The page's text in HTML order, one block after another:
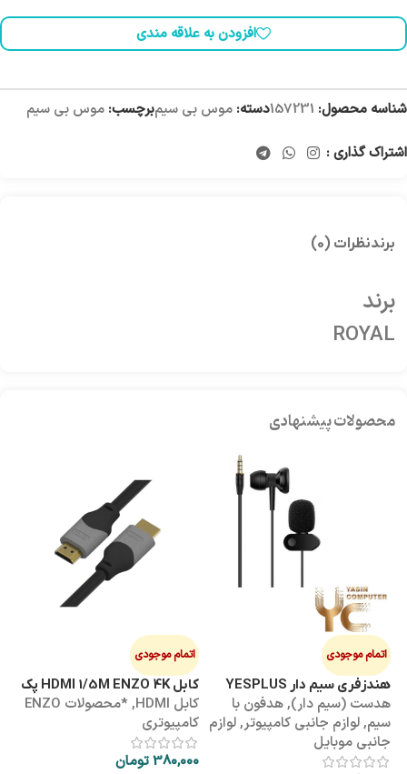
افزودن به علاقه مندی
شناسه محصول: 157231دسته: موس بی سیمبرچسب: موس بی سیم
اشتراک گذاری :
برندنظرات (0)
برند
ROYAL
محصولات پیشنهادی
اتمام موجودی
هندزفری سیم دار YESPLUS
YS-113
هدست (سیم دار),هدفون با
سیم,لوازم جانبی کامپیوتر,لوازم
جانبی موبایل
اتمام موجودی
کابل HDMI 1/5M ENZO 4K پک
طلقی
کابل HDMI ,
*محصولات ENZO
کامپیوتری
380,000تومان